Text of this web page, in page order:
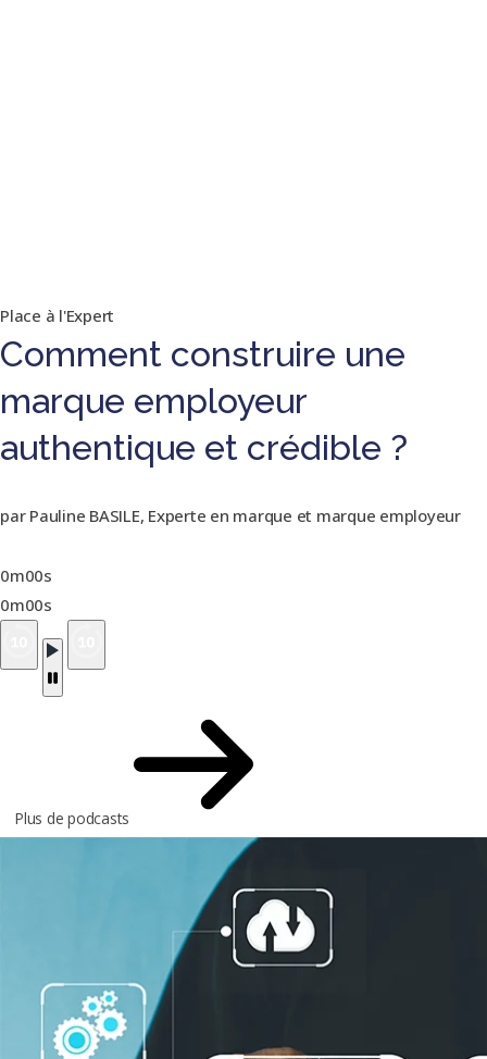
Place à l'Expert
Comment construire une
marque employeur
authentique et crédible ?
par Pauline BASILE, Experte en marque et marque employeur
0m00s
0m00s
Plus de podcasts